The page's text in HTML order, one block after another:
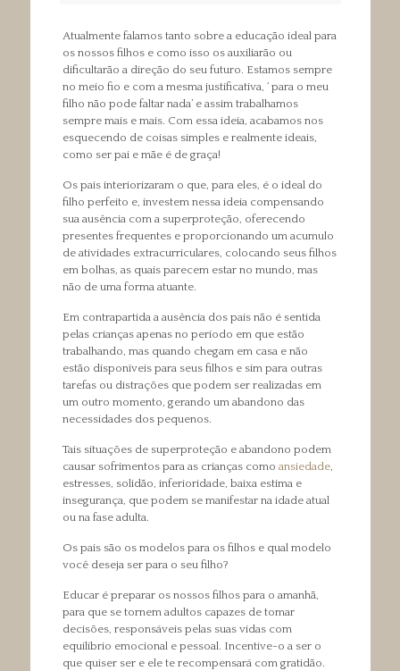
Atualmente falamos tanto sobre a educação ideal para
os nossos filhos e como isso os auxiliarão ou
dificultarão a direção do seu futuro. Estamos sempre
no meio fio e com a mesma justificativa, ‘ para o meu
filho não pode faltar nada’ e assim trabalhamos
sempre mais e mais. Com essa ideia, acabamos nos
esquecendo de coisas simples e realmente ideais,
como ser pai e mãe é de graça!
Os pais interiorizaram o que, para eles, é o ideal do
filho perfeito e, investem nessa ideia compensando
sua ausência com a superproteção, oferecendo
presentes frequentes e proporcionando um acumulo
de atividades extracurriculares, colocando seus filhos
em bolhas, as quais parecem estar no mundo, mas
não de uma forma atuante.
Em contrapartida a ausência dos pais não é sentida
pelas crianças apenas no período em que estão
trabalhando, mas quando chegam em casa e não
estão disponíveis para seus filhos e sim para outras
tarefas ou distrações que podem ser realizadas em
um outro momento, gerando um abandono das
necessidades dos pequenos.
Tais situações de superproteção e abandono podem
causar sofrimentos para as crianças como ansiedade,
estresses, solidão, inferioridade, baixa estima e
insegurança, que podem se manifestar na idade atual
ou na fase adulta.
Os pais são os modelos para os filhos e qual modelo
você deseja ser para o seu filho?
Educar é preparar os nossos filhos para o amanhã,
para que se tornem adultos capazes de tomar
decisões, responsáveis pelas suas vidas com
equilíbrio emocional e pessoal. Incentive-o a ser o
que quiser ser e ele te recompensará com gratidão.